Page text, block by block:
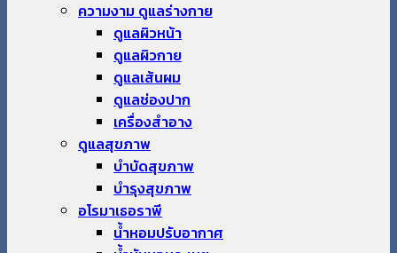
ความงาม ดูแลร่างกาย
ดูแลผิวหน้า
ดูแลผิวกาย
ดูแลเส้นผม
ดูแลช่องปาก
เครื่องสำอาง
ดูแลสุขภาพ
บำบัดสุขภาพ
บำรุงสุขภาพ
อโรมาเธอราพี
น้ำหอมปรับอากาศ